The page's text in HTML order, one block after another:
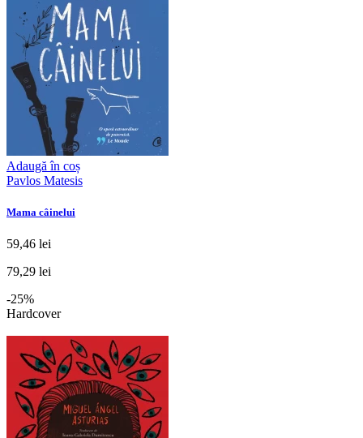
Adaugă în coș
Pavlos Matesis
Mama câinelui
59,46 lei
79,29 lei
-25%
Hardcover